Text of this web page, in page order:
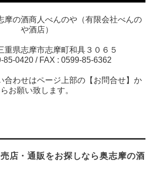
の酒商人べんのや（有限会社べんの
や酒店）
県志摩市志摩町和具３０６５
85-0420 / FAX : 0599-85-6362
わせはページ上部の【お問合せ】か
らお願い致します。
店・通販をお探しなら奥志摩の酒